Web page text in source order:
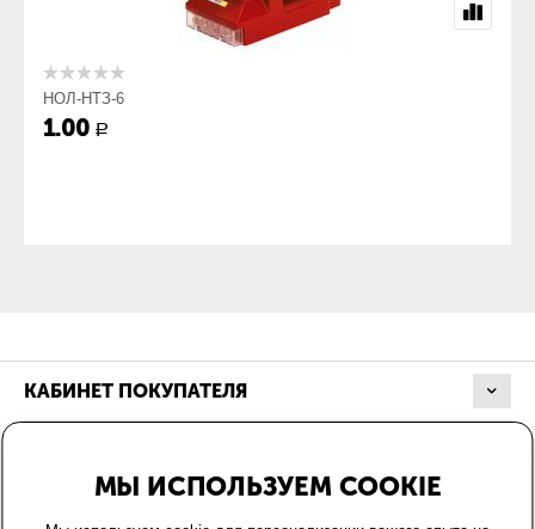
НОЛ-НТЗ-6
1.00 Р
КАБИНЕТ ПОКУПАТЕЛЯ
МЫ ИСПОЛЬЗУЕМ COOKIE